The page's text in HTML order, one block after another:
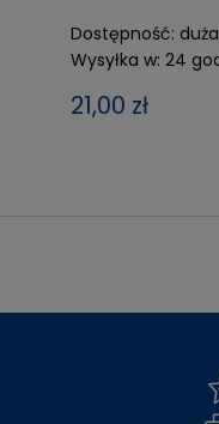
Dostępność:
Wysyłka w: 24
21,00 zł